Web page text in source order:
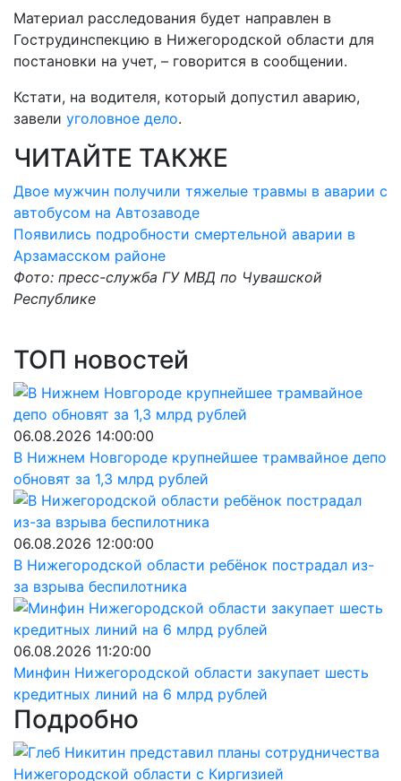
Материал расследования будет направлен в
Гострудинспекцию в Нижегородской области для
постановки на учет, – говорится в сообщении.
Кстати, на водителя, который допустил аварию,
завели уголовное дело.
ЧИТАЙТЕ ТАКЖЕ
Двое мужчин получили тяжелые травмы в аварии с
автобусом на Автозаводе
Появились подробности смертельной аварии в
Арзамасском районе
Фото: пресс-служба ГУ МВД по Чувашской
Республике
ТОП новостей
06.08.2026 14:00:00
В Нижнем Новгороде крупнейшее трамвайное депо
обновят за 1,3 млрд рублей
06.08.2026 12:00:00
В Нижегородской области ребёнок пострадал из-
за взрыва беспилотника
06.08.2026 11:20:00
Минфин Нижегородской области закупает шесть
кредитных линий на 6 млрд рублей
Подробно